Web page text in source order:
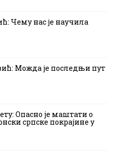
Чему нас је научила
Можда је последњи пут
Опасно је маштати о
српске покрајине у